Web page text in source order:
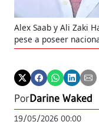
Alex Saab y Ali Zaki
pese a poseer
PorDarine Waked
19/05/2026 00:00